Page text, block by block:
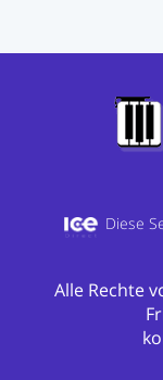
Diese
Alle Rechte